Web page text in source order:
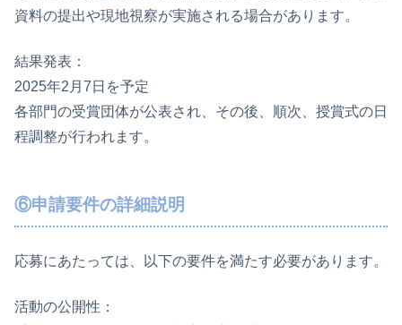
資料の提出や現地視察が実施される場合があります。
結果発表：
2025年2月7日を予定
各部門の受賞団体が公表され、その後、順次、授賞式の日
程調整が行われます。
⑥申請要件の詳細説明
応募にあたっては、以下の要件を満たす必要があります。
活動の公開性：